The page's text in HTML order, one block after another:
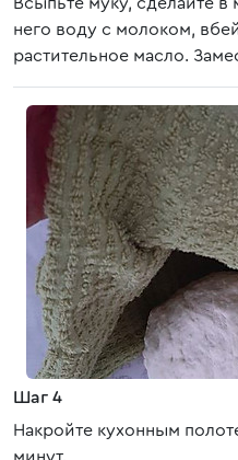
него воду с молоком,
растительное масло.
Шаг 4
Накройте кухонным